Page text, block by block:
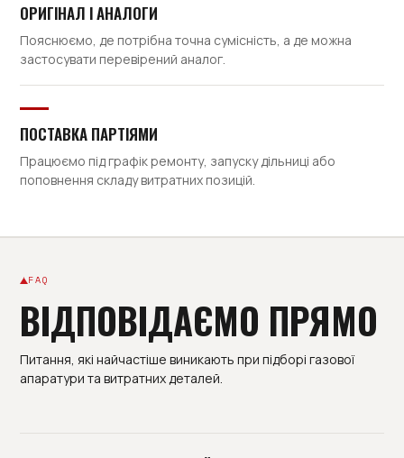
ОРИГІНАЛ І АНАЛОГИ
Пояснюємо, де потрібна точна сумісність, а де можна
застосувати перевірений аналог.
ПОСТАВКА ПАРТІЯМИ
Працюємо під графік ремонту, запуску дільниці або
поповнення складу витратних позицій.
FAQ
ВІДПОВІДАЄМО ПРЯМО
Питання, які найчастіше виникають при підборі газової
апаратури та витратних деталей.